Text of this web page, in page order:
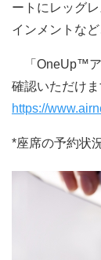
ートにレッグ
インメントな
「OneUp™ア
確認いただけま
https://
*座席の予約状